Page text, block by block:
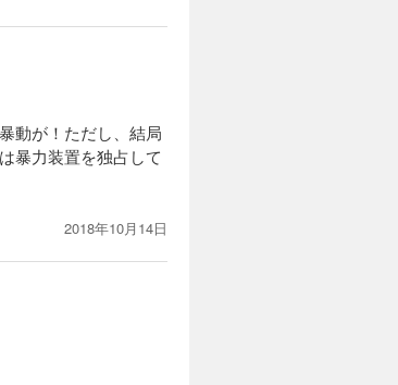
カートに入れる
動が！ただし、結局
暴力装置を独占して
2018年10月14日